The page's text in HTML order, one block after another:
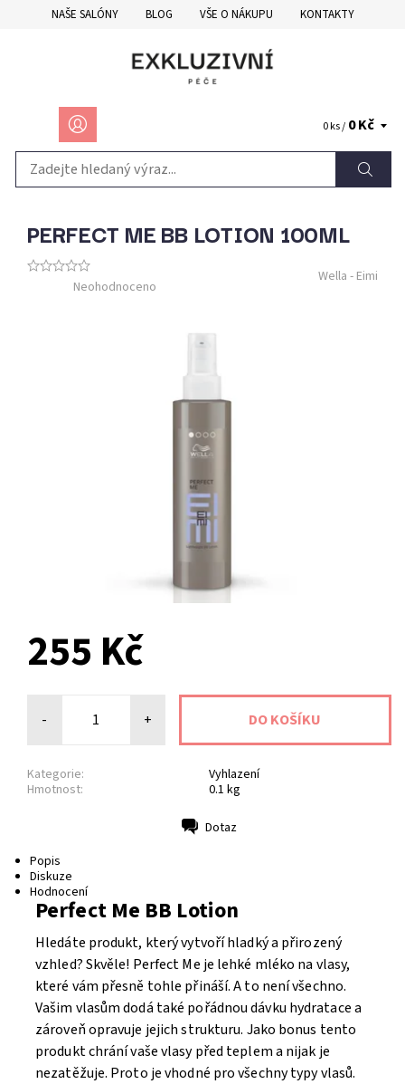
NAŠE SALÓNY BLOG VŠE O NÁKUPU KONTAKTY
0 ks / 0 Kč
PERFECT ME BB LOTION 100ML
Neohodnoceno
Wella - Eimi
255 Kč
- +
Kategorie:
Vyhlazení
Hmotnost:
0.1 kg
Dotaz
Popis
Diskuze
Hodnocení
Perfect Me BB Lotion
Hledáte produkt, který vytvoří hladký a přirozený
vzhled? Skvěle! Perfect Me je lehké mléko na vlasy,
které vám přesně tohle přináší. A to není všechno.
Vašim vlasům dodá také pořádnou dávku hydratace a
zároveň opravuje jejich strukturu. Jako bonus tento
produkt chrání vaše vlasy před teplem a nijak je
nezatěžuje. Proto je vhodné pro všechny typy vlasů.